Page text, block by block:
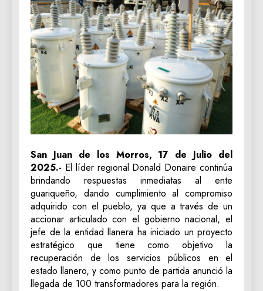
San Juan de los Morros, 17 de Julio del
2025.- El líder regional Donald Donaire continúa
brindando respuestas inmediatas al ente
guariqueño, dando cumplimiento al compromiso
adquirido con el pueblo, ya que a través de un
accionar articulado con el gobierno nacional, el
jefe de la entidad llanera ha iniciado un proyecto
estratégico que tiene como objetivo la
recuperación de los servicios públicos en el
estado llanero, y como punto de partida anunció la
llegada de 100 transformadores para la región.